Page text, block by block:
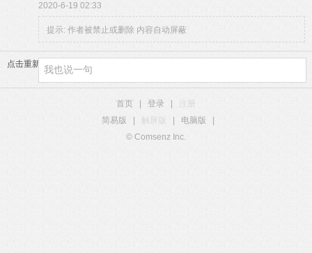
2020-6-19 02:33
提示: 作者被禁止或删除 内容自动屏蔽
点击重新加载
首页 登录
注册
简易版
触屏版 电脑版
© Comsenz Inc.